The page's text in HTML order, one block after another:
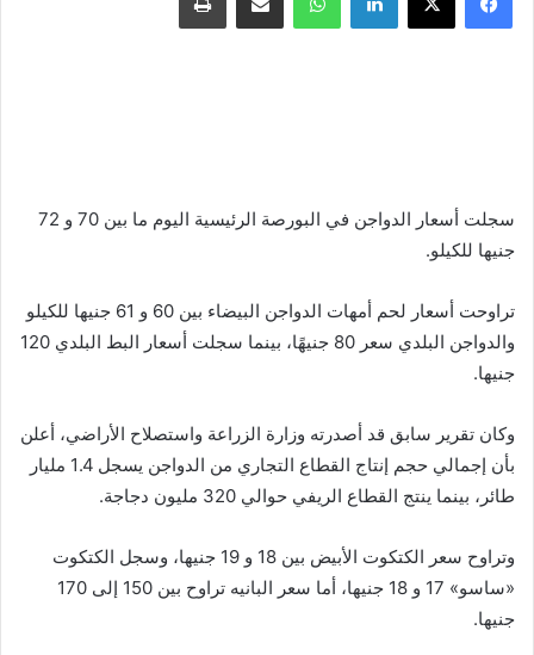
سجلت أسعار الدواجن في البورصة الرئيسية اليوم ما بين 70 و 72
جنيها للكيلو.
تراوحت أسعار لحم أمهات الدواجن البيضاء بين 60 و 61 جنيها للكيلو
والدواجن البلدي سعر 80 جنيهًا، بينما سجلت أسعار البط البلدي 120
جنيها.
وكان تقرير سابق قد أصدرته وزارة الزراعة واستصلاح الأراضي، أعلن
بأن إجمالي حجم إنتاج القطاع التجاري من الدواجن يسجل 1.4 مليار
طائر، بينما ينتج القطاع الريفي حوالي 320 مليون دجاجة.
وتراوح سعر الكتكوت الأبيض بين 18 و 19 جنيها، وسجل الكتكوت
«ساسو» 17 و 18 جنيها، أما سعر البانيه تراوح بين 150 إلى 170
جنيها.